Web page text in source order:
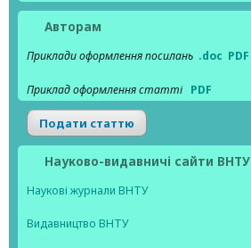
Авторам
Приклади оформлення посилань .doc PDF
Приклад оформлення статті PDF
Подати статтю
Науково-видавничі сайти ВНТУ
Наукові журнали ВНТУ
Видавництво ВНТУ